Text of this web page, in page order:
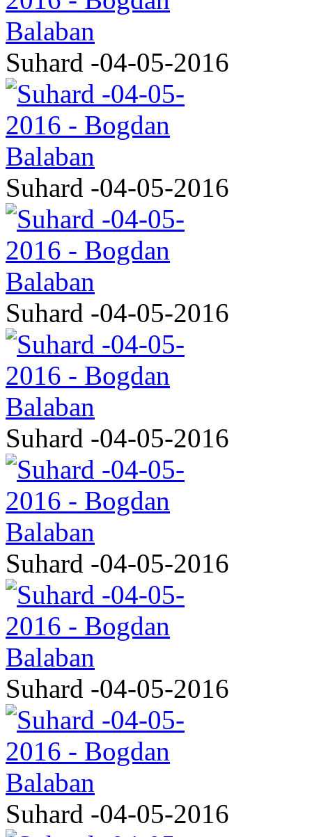
Suhard -04-05-2016
Suhard -04-05-2016
Suhard -04-05-2016
Suhard -04-05-2016
Suhard -04-05-2016
Suhard -04-05-2016
Suhard -04-05-2016